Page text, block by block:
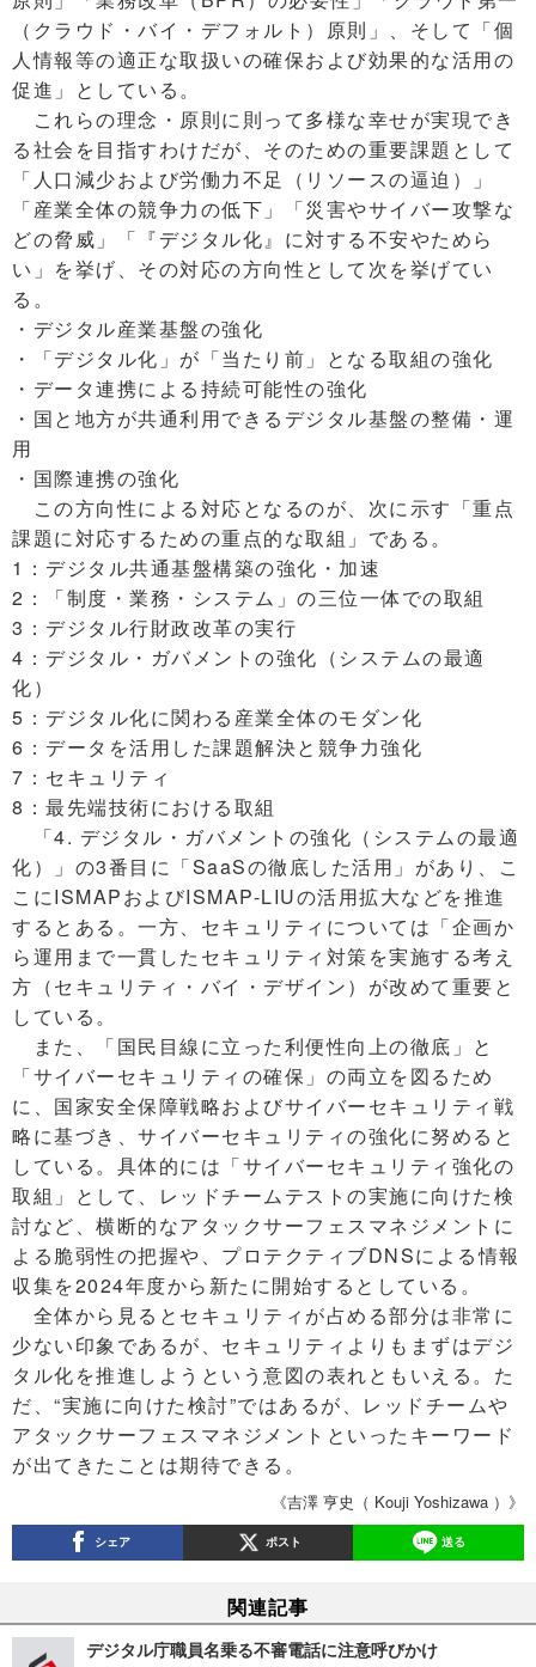
（クラウド・バイ・デフォルト）原則」、そして「個
人情報等の適正な取扱いの確保および効果的な活用の
促進」としている。
これらの理念・原則に則って多様な幸せが実現でき
る社会を目指すわけだが、そのための重要課題として
「人口減少および労働力不足（リソースの逼迫）」
「産業全体の競争力の低下」「災害やサイバー攻撃な
どの脅威」「『デジタル化』に対する不安やためら
い」を挙げ、その対応の方向性として次を挙げてい
る。
・デジタル産業基盤の強化
・「デジタル化」が「当たり前」となる取組の強化
・データ連携による持続可能性の強化
・国と地方が共通利用できるデジタル基盤の整備・運
用
・国際連携の強化
この方向性による対応となるのが、次に示す「重点
課題に対応するための重点的な取組」である。
1：デジタル共通基盤構築の強化・加速
2：「制度・業務・システム」の三位一体での取組
3：デジタル行財政改革の実行
4：デジタル・ガバメントの強化（システムの最適
化）
5：デジタル化に関わる産業全体のモダン化
6：データを活用した課題解決と競争力強化
7：セキュリティ
8：最先端技術における取組
「4. デジタル・ガバメントの強化（システムの最適
化）」の3番目に「SaaSの徹底した活用」があり、こ
こにISMAPおよびISMAP-LIUの活用拡大などを推進
するとある。一方、セキュリティについては「企画か
ら運用まで一貫したセキュリティ対策を実施する考え
方（セキュリティ・バイ・デザイン）が改めて重要と
している。
また、「国民目線に立った利便性向上の徹底」と
「サイバーセキュリティの確保」の両立を図るため
に、国家安全保障戦略およびサイバーセキュリティ戦
略に基づき、サイバーセキュリティの強化に努めると
している。具体的には「サイバーセキュリティ強化の
取組」として、レッドチームテストの実施に向けた検
討など、横断的なアタックサーフェスマネジメントに
よる脆弱性の把握や、プロテクティブDNSによる情報
収集を2024年度から新たに開始するとしている。
全体から見るとセキュリティが占める部分は非常に
少ない印象であるが、セキュリティよりもまずはデジ
タル化を推進しようという意図の表れともいえる。た
だ、“実施に向けた検討”ではあるが、レッドチームや
アタックサーフェスマネジメントといったキーワード
が出てきたことは期待できる。
《吉澤 亨史（ Kouji Yoshizawa ）》
シェア ポスト 送る
関連記事
デジタル庁職員名乗る不審電話に注意呼びかけ